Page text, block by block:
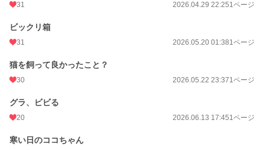
31 2026.04.29 22:251ページ
ビックリ箱
31 2026.05.20 01:381ページ
猫を飼って良かったこと？
30 2026.05.22 23:371ページ
グラ、ビビる
20 2026.06.13 17:451ページ
寒い日のココちゃん